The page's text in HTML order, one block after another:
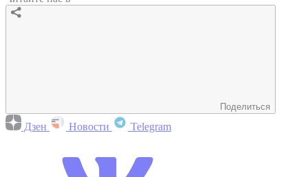
Поделиться
Дзен Новости Telegram